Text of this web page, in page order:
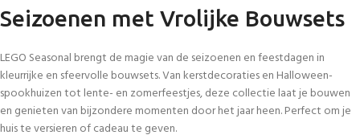
Seizoenen met Vrolijke Bouwsets
LEGO Seasonal brengt de magie van de seizoenen en feestdagen in
kleurrijke en sfeervolle bouwsets. Van kerstdecoraties en Halloween-
spookhuizen tot lente- en zomerfeestjes, deze collectie laat je bouwen
en genieten van bijzondere momenten door het jaar heen. Perfect om je
huis te versieren of cadeau te geven.